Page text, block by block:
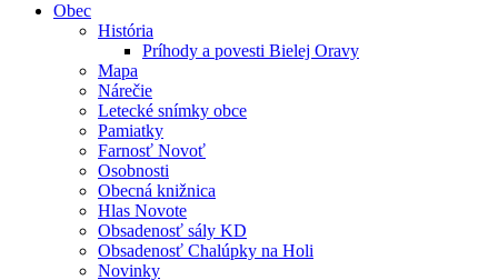
Obec
História
Príhody a povesti Bielej Oravy
Mapa
Nárečie
Letecké snímky obce
Pamiatky
Farnosť Novoť
Osobnosti
Obecná knižnica
Hlas Novote
Obsadenosť sály KD
Obsadenosť Chalúpky na Holi
Novinky